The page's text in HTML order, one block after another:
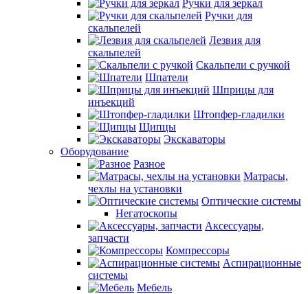
Ручки для зеркал
Ручки для
скальпелей
Лезвия для
скальпелей
Скальпели с ручкой
Шпатели
Шприцы для
инъекций
Штопфер-гладилки
Щипцы
Экскаваторы
Оборудование
Разное
Матрасы,
чехлы на установки
Оптические системы
Негатоскопы
Аксессуары,
запчасти
Компрессоры
Аспирационные
системы
Мебель